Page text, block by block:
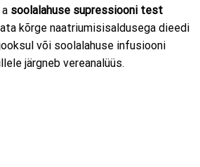
soolalahuse supressiooni test
kõrge naatriumisisaldusega dieedi
või soolalahuse infusiooni
järgneb vereanalüüs.